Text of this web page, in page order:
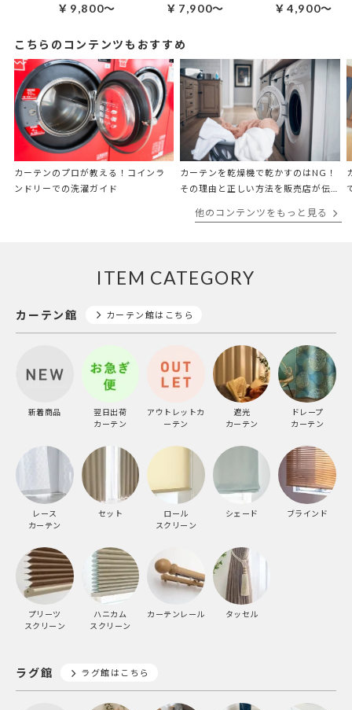
￥9,800～ ￥7,900～ ￥4,900～
こちらのコンテンツもおすすめ
カーテンのプロが教える！コインラ
ンドリーでの洗濯ガイド
カーテンを乾燥機で乾かすのはNG！
その理由と正しい方法を販売店が伝
他のコンテンツをもっと見る
ITEM CATEGORY
カーテン館 カーテン館はこちら
新着商品
翌日出荷
カーテン
アウトレットカ
ーテン
遮光
カーテン
ドレープ
カーテン
レース
カーテン
セット
ロール
スクリーン
シェード ブラインド
プリーツ
スクリーン
ハニカム
スクリーン
カーテンレール タッセル
ラグ館 ラグ館はこちら